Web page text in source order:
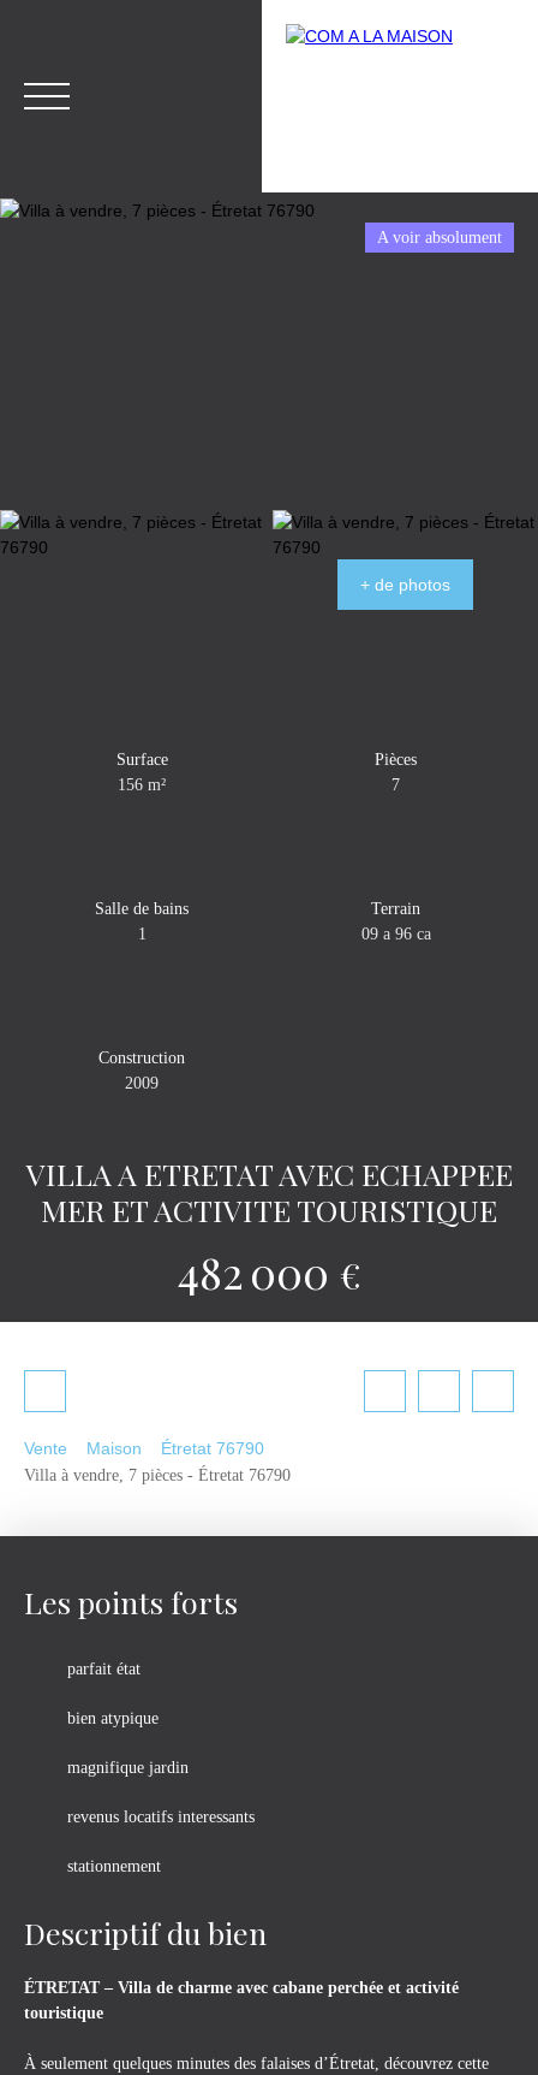
A voir absolument
+ de photos
Surface
156m²
Pièces
7
Salle de bains
1
Terrain
09 a 96 ca
Construction
2009
VILLA A ETRETAT AVEC ECHAPPEE
MER ET ACTIVITE TOURISTIQUE
482 000 €
Vente Maison
Étretat 76790
Villa à vendre, 7 pièces - Étretat 76790
Les points forts
parfait état
bien atypique
magnifique jardin
revenus locatifs interessants
stationnement
Descriptif du bien
ÉTRETAT – Villa de charme avec cabane perchée et activité
touristique
À seulement quelques minutes des falaises d’Étretat, découvrez cette